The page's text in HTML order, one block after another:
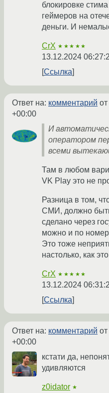
блокировке
геймеров на
деньги. И
CrX ★★★★★
13.12.2024
Ссылка
Ответ на: комментарий
+00:00
И
оператором
всеми
Там в любом
VK Play это не
Разница в том,
СМИ, должно
сделано через
можно и по
Это тоже
настолько, как
CrX ★★★★★
13.12.2024
Ссылка
Ответ на: комментарий
+00:00
кстати да,
удивляются
z0idator ★